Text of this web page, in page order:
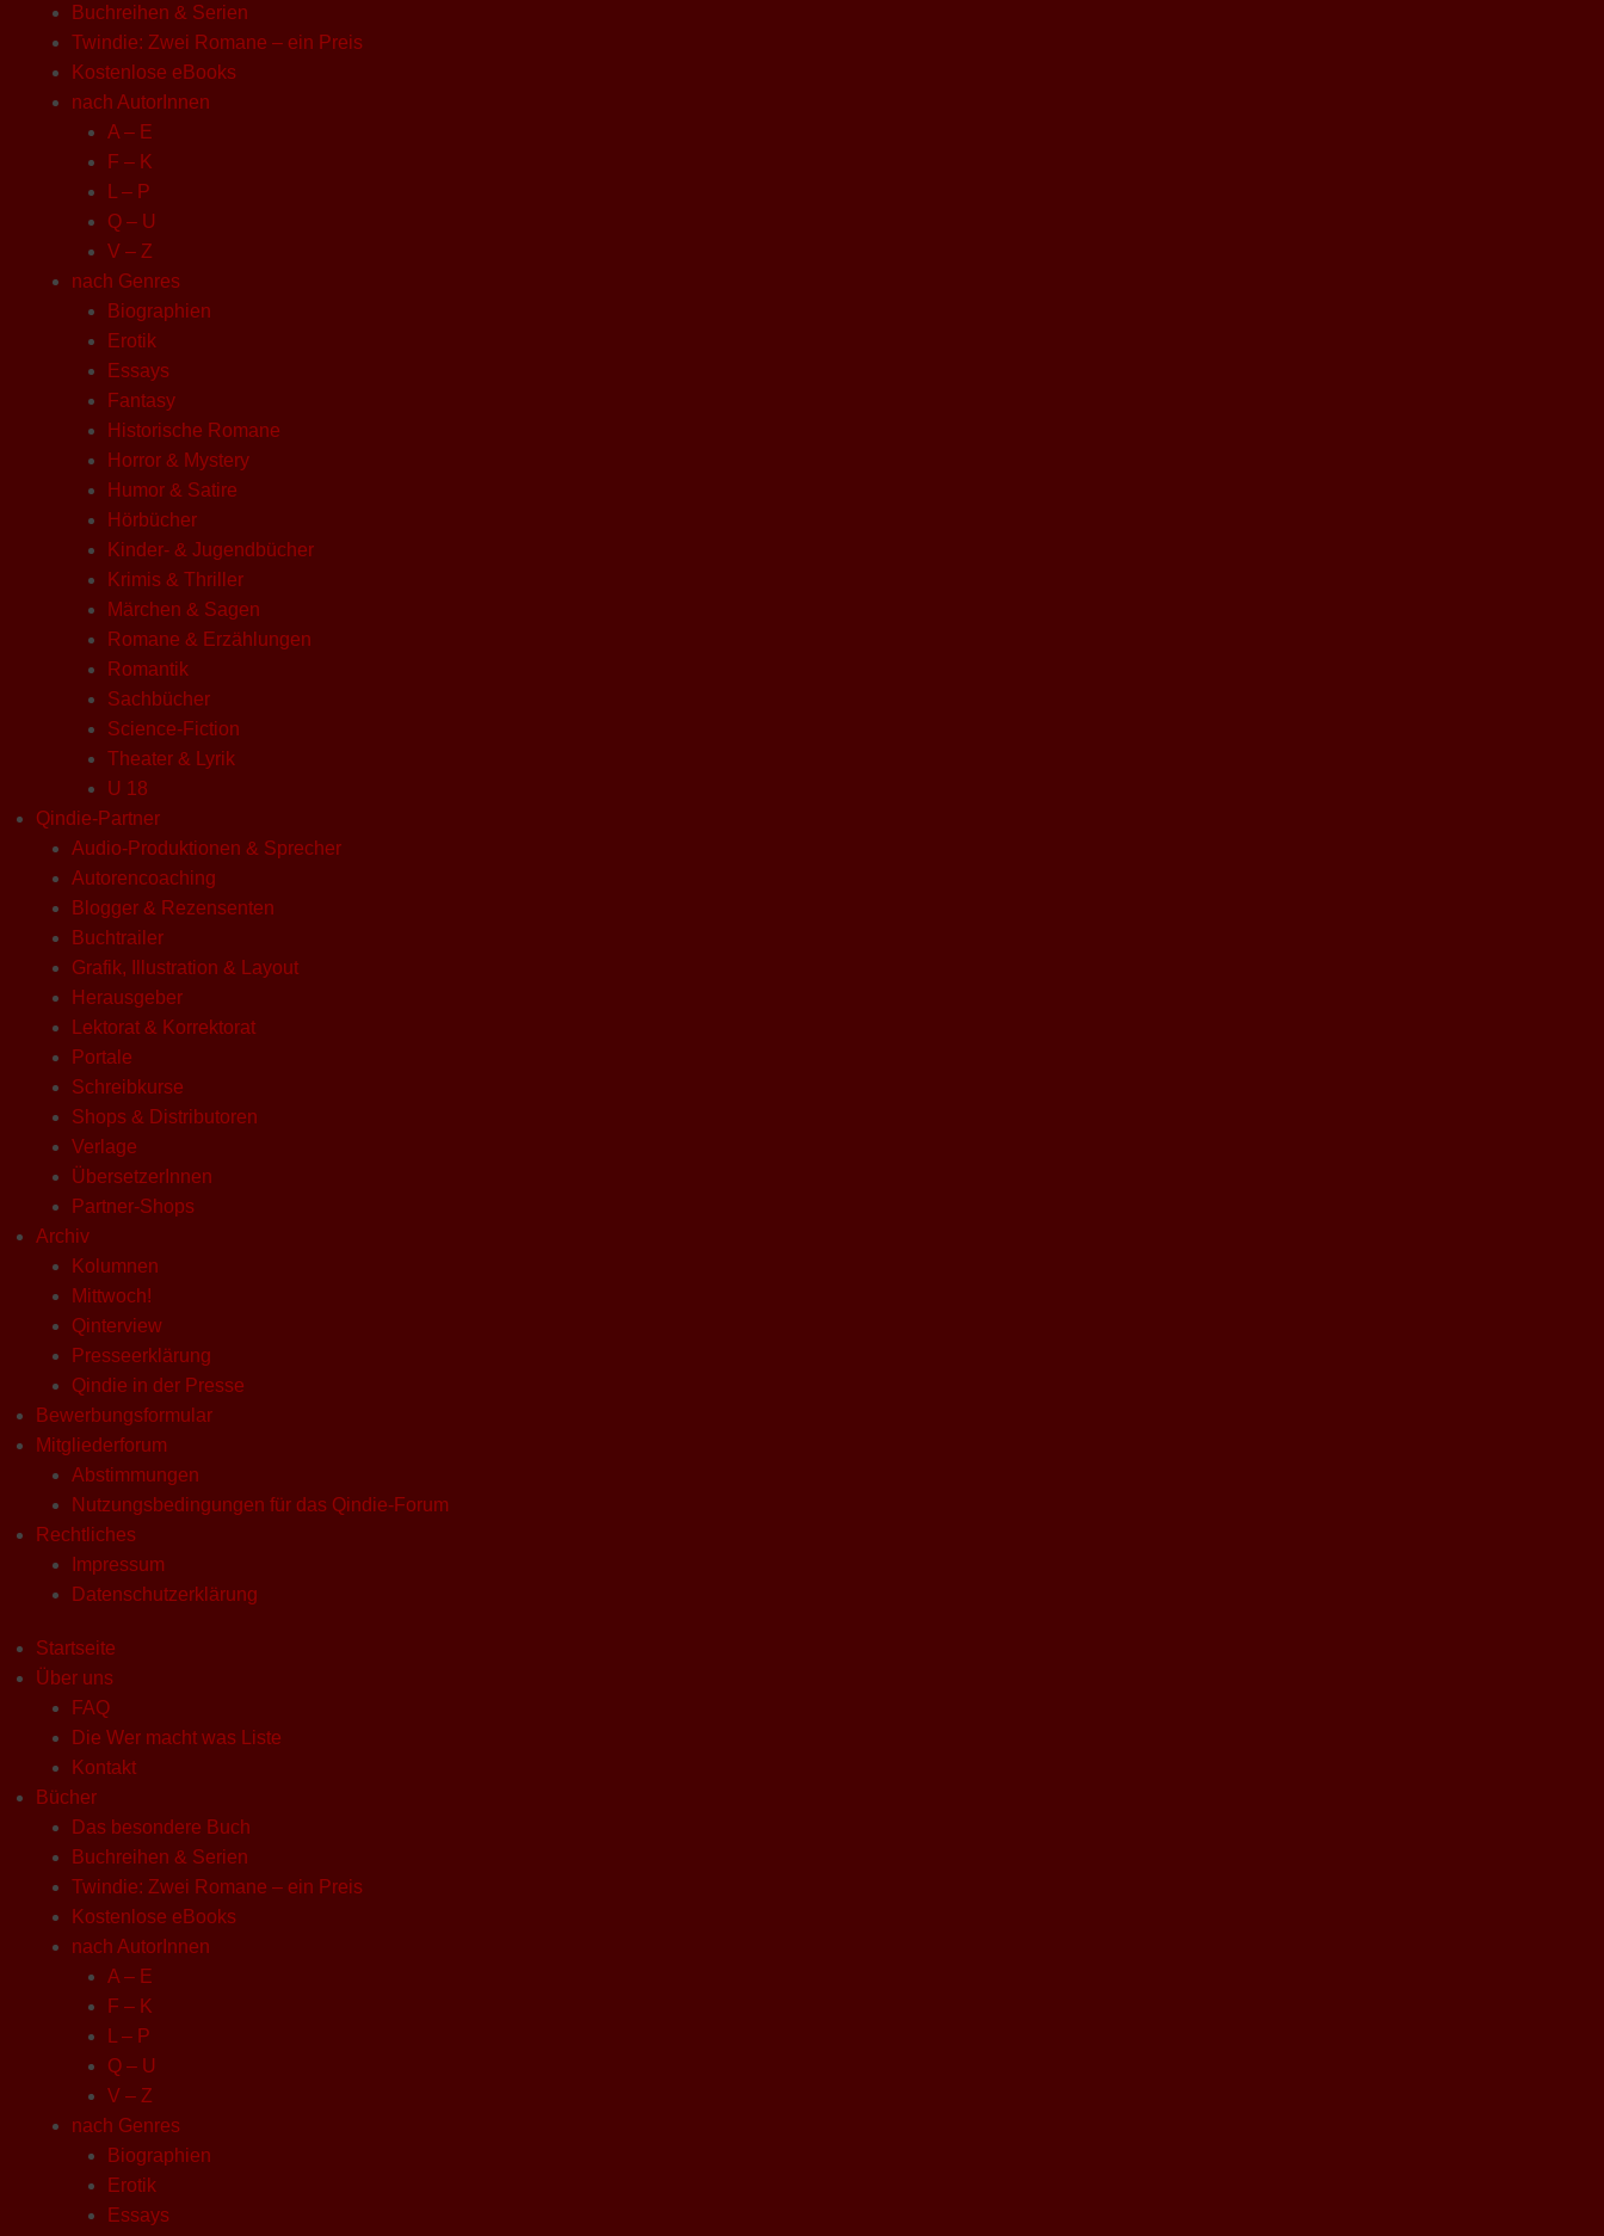
Buchreihen & Serien
Twindie: Zwei Romane – ein Preis
Kostenlose eBooks
nach AutorInnen
A – E
F – K
L – P
Q – U
V – Z
nach Genres
Biographien
Erotik
Essays
Fantasy
Historische Romane
Horror & Mystery
Humor & Satire
Hörbücher
Kinder- & Jugendbücher
Krimis & Thriller
Märchen & Sagen
Romane & Erzählungen
Romantik
Sachbücher
Science-Fiction
Theater & Lyrik
U 18
Qindie-Partner
Audio-Produktionen & Sprecher
Autorencoaching
Blogger & Rezensenten
Buchtrailer
Grafik, Illustration & Layout
Herausgeber
Lektorat & Korrektorat
Portale
Schreibkurse
Shops & Distributoren
Verlage
ÜbersetzerInnen
Partner-Shops
Archiv
Kolumnen
Mittwoch!
Qinterview
Presseerklärung
Qindie in der Presse
Bewerbungsformular
Mitgliederforum
Abstimmungen
Nutzungsbedingungen für das Qindie-Forum
Rechtliches
Impressum
Datenschutzerklärung
Startseite
Über uns
FAQ
Die Wer macht was Liste
Kontakt
Bücher
Das besondere Buch
Buchreihen & Serien
Twindie: Zwei Romane – ein Preis
Kostenlose eBooks
nach AutorInnen
A – E
F – K
L – P
Q – U
V – Z
nach Genres
Biographien
Erotik
Essays